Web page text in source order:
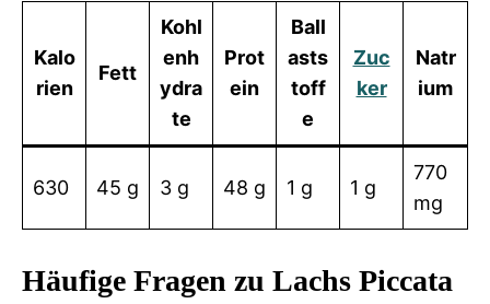
Kalo
rien
Fett
Kohl
enh
ydra
te
Prot
ein
Ball
asts
toff
e
Zuc
ker
Natr
ium
630 45 g 3 g 48 g 1 g 1 g
770
mg
Häufige Fragen zu Lachs Piccata